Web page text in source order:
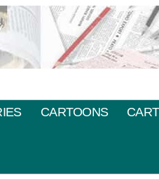
CARTOONS